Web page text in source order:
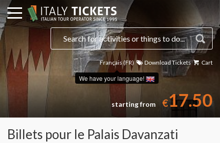
Français (FR)
We have your language!
Download Tickets Cart
starting from €17.50
Billets pour le Palais Davanzati